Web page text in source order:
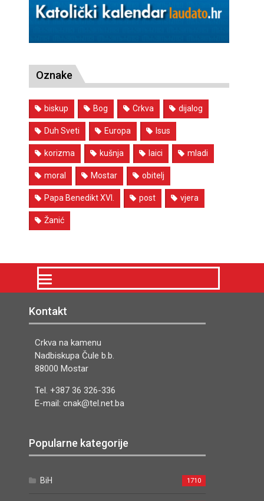
Oznake
biskup Bog Crkva dijalog
Duh Sveti Europa Isus
korizma kušnja laici mladi
moral Mostar obitelj
Papa Benedikt XVI. post vjera
Žanić
Kontakt
Crkva na kamenu
Nadbiskupa Čule b.b.
88000 Mostar
Tel. +387 36 326-336
E-mail: cnak@tel.net.ba
Popularne kategorije
BiH 1710